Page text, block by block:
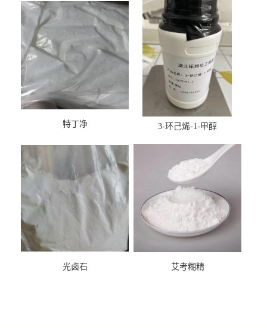
特丁净 3-环己烯-1-甲醇
光卤石 艾考糊精